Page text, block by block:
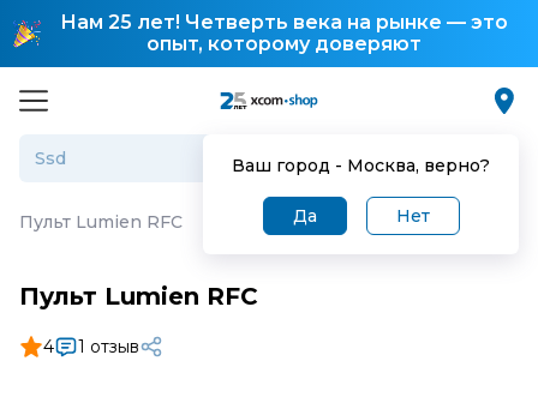
Нам 25 лет! Четверть века на рынке — это
опыт, которому доверяют
Ваш город - Москва, верно?
Да Нет
Пульт Lumien RFC
Пульт Lumien RFC
4 1 отзыв